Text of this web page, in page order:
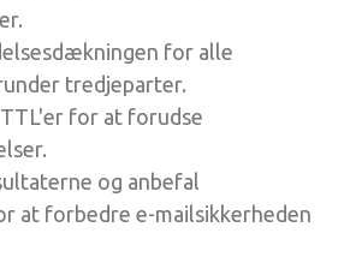
for alle
tredjeparter.
for at forudse
og anbefal
at forbedre e-mailsikkerheden